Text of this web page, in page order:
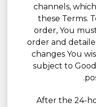
channels,
these Terms.
order, You
order and
changes You
subject to
After the 24-